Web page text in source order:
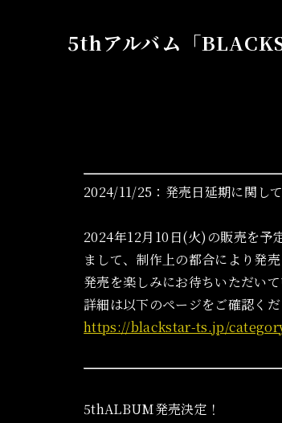
5thアルバム「
2024/11/25：発売日延期に関し
2024年12月10日(火)の販売を
まして、制作上の都合により発
発売を楽しみにお待ちいただい
詳細は以下のページをご確認くだ
https://blackstar-ts.jp/
5thALBUM発売決定！